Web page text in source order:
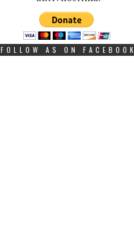
FOLLOW AS ON FACEBOOK